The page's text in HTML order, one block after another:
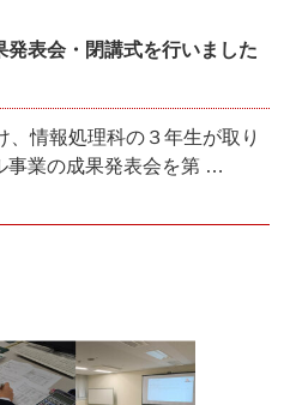
発表会・閉講式を行いました
情報処理科の３年生が取り
事業の成果発表会を第 …